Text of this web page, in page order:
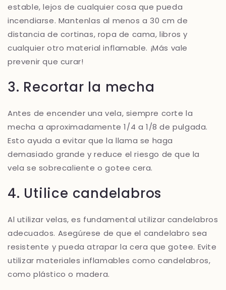
estable, lejos de cualquier cosa que pueda
incendiarse. Mantenlas al menos a 30 cm de
distancia de cortinas, ropa de cama, libros y
cualquier otro material inflamable. ¡Más vale
prevenir que curar!
3. Recortar la mecha
Antes de encender una vela, siempre corte la
mecha a aproximadamente 1/4 a 1/8 de pulgada.
Esto ayuda a evitar que la llama se haga
demasiado grande y reduce el riesgo de que la
vela se sobrecaliente o gotee cera.
4. Utilice candelabros
Al utilizar velas, es fundamental utilizar candelabros
adecuados. Asegúrese de que el candelabro sea
resistente y pueda atrapar la cera que gotee. Evite
utilizar materiales inflamables como candelabros,
como plástico o madera.